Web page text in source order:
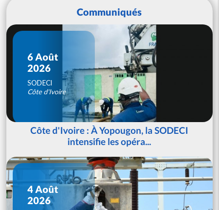
Communiqués
6 Août
2026
SODECI
Côte d'Ivoire
Côte d'Ivoire : À Yopougon, la SODECI
intensifie les opéra...
4 Août
2026